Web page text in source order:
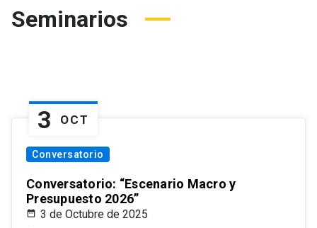
Seminarios
3 OCT
Conversatorio
Conversatorio: “Escenario Macro y
Presupuesto 2026”
3 de Octubre de 2025